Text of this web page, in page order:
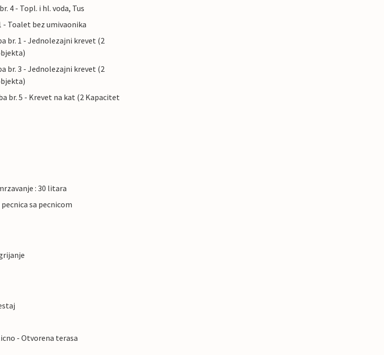
4 - Topl. i hl. voda, Tus
- Toalet bez umivaonika
br. 1 - Jednolezajni krevet (2
br. 3 - Jednolezajni krevet (2
br. 5 - Krevet na kat (2 Kapacitet
: 30 litara
sa pecnicom
- Otvorena terasa